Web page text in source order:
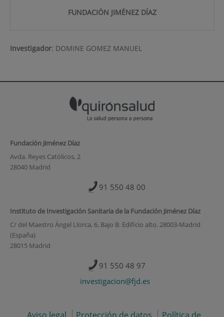
FUNDACIÓN JIMÉNEZ DÍAZ
Investigador: DOMINE GOMEZ MANUEL
Fundación Jiménez Díaz
Avda. Reyes Católicos, 2
28040 Madrid
91 550 48 00
Instituto de Investigación Sanitaria de la Fundación Jiménez Díaz
C/ del Maestro Ángel Llorca, 6. Bajo B. Edificio alto. 28003-Madrid
(España)
28015 Madrid
91 550 48 97
investigacion@fjd.es